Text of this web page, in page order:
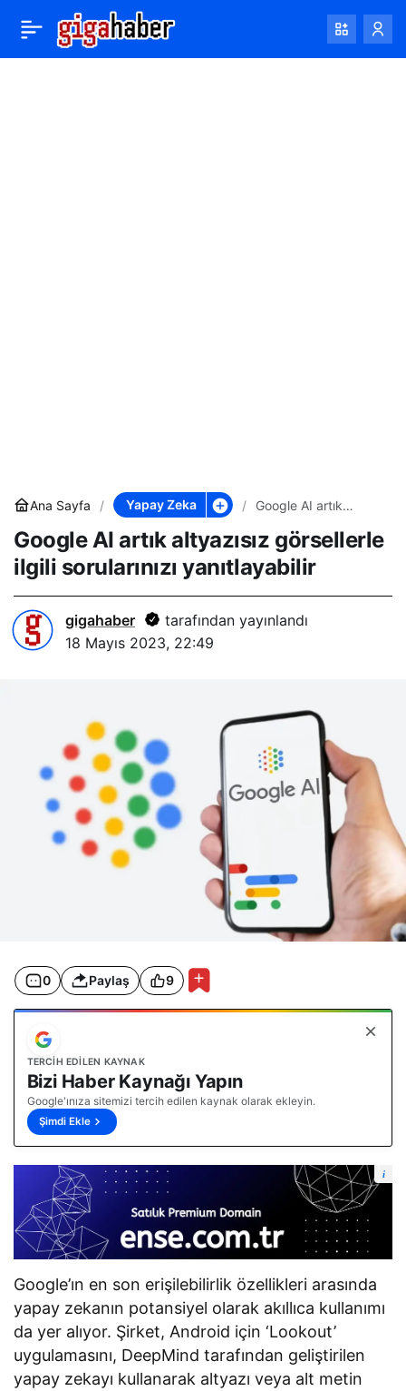
Ana Sayfa Yapay Zeka
Google AI artık
ilgili sorularınızı
yanıtlayabilir
Google AI artık altyazısız görsellerle
ilgili sorularınızı yanıtlayabilir
gigahaber
tarafından yayınlandı
18 Mayıs 2023, 22:49
0 Paylaş 9
TERCIH EDILEN KAYNAK
Bizi Haber Kaynağı Yapın
Google'ınıza sitemizi tercih edilen kaynak olarak ekleyin.
Şimdi Ekle
i
Google’ın en son erişilebilirlik özellikleri arasında
yapay zekanın potansiyel olarak akıllıca kullanımı
da yer alıyor. Şirket, Android için ‘Lookout’
uygulamasını, DeepMind tarafından geliştirilen
yapay zekayı kullanarak altyazı veya alt metin
Microsoft Bing’in yapay Paylaş